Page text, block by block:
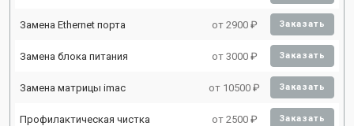
Замена Ethernet порта от 2900 ₽ Заказать
Замена блока питания от 3000 ₽ Заказать
Замена матрицы imac от 10500 ₽ Заказать
Профилактическая чистка от 2500 ₽ Заказать